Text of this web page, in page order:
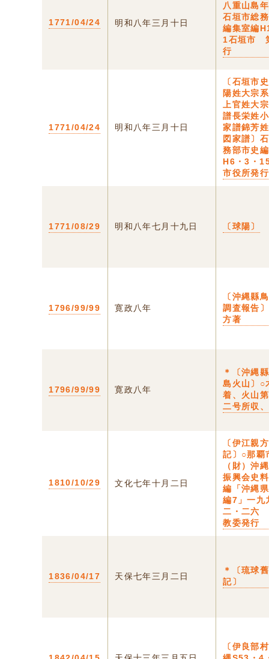
1771/04/24 明和八年三月十日
八重山島
石垣市総
編集室編
1石垣市
行
1771/04/24 明和八年三月十日
〔石垣市
陽姓大宗
上官姓大
譜長栄姓
家譜錦芳
図家譜〕
務部市史
H6・3・
市役所発行
1771/08/29 明和八年七月十九日 〔球陽〕
1796/99/99 寛政八年
〔沖縄縣
調査報告
方著
1796/99/99 寛政八年
＊〔沖縄
島火山〕○
着、火山
二号所収、
1810/10/29 文化七年十月二日
〔伊江親
記〕○那
（財）沖
振興会史
編「沖縄
編7」一九
二・二六
教委発行
1836/04/17 天保七年三月二日
＊〔琉球
記〕
〔伊良部